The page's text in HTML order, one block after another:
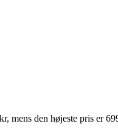
den højeste pris er